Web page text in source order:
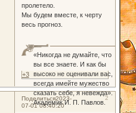
пролетело.
Мы будем вместе, к черту
весь прогноз.
«Никогда не думайте, что
вы все знаете. И как бы
высоко не оценивали вас,
всегда имейте мужество
сказать себе, я невежда».
Академик И. П. Павлов.
+3
Поделиться 2
2023-
07-01 08:40:20